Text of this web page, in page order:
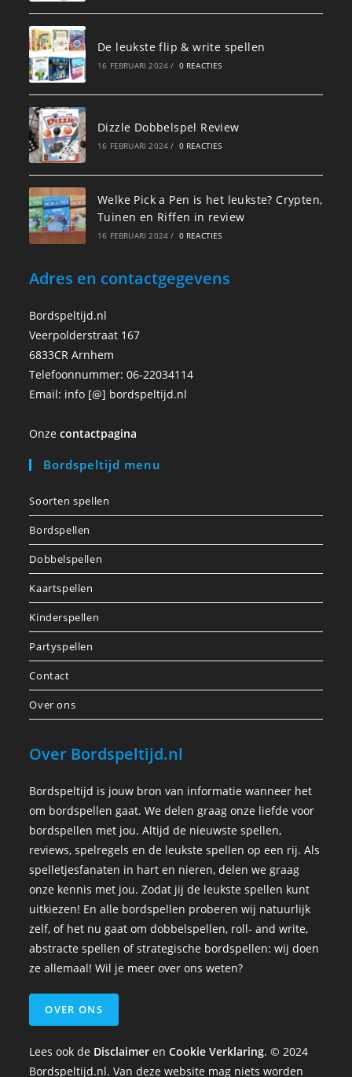
De leukste flip & write spellen
16 FEBRUARI 2024 / 0 REACTIES
Dizzle Dobbelspel Review
16 FEBRUARI 2024 / 0 REACTIES
Welke Pick a Pen is het leukste? Crypten,
Tuinen en Riffen in review
16 FEBRUARI 2024 / 0 REACTIES
Adres en contactgegevens
Bordspeltijd.nl
Veerpolderstraat 167
6833CR Arnhem
Telefoonnummer: 06-22034114
Email: info [@] bordspeltijd.nl
Onzecontactpagina
Bordspeltijd menu
Soorten spellen
Bordspellen
Dobbelspellen
Kaartspellen
Kinderspellen
Partyspellen
Contact
Over ons
Over Bordspeltijd.nl
Bordspeltijd is jouw bron van informatie wanneer het
om bordspellen gaat. We delen graag onze liefde voor
bordspellen met jou. Altijd de nieuwste spellen,
reviews, spelregels en de leukste spellen op een rij. Als
spelletjesfanaten in hart en nieren, delen we graag
onze kennis met jou. Zodat jij de leukste spellen kunt
uitkiezen! En alle bordspellen proberen wij natuurlijk
zelf, of het nu gaat om dobbelspellen, roll- and write,
abstracte spellen of strategische bordspellen: wij doen
ze allemaal! Wil je meer over ons weten?
OVER ONS
Lees ook de Disclaimer enCookie Verklaring. © 2024
Bordspeltijd.nl. Van deze website mag niets worden